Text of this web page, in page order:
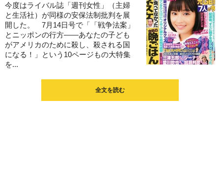
今度はライバル誌「週刊女性」（主婦
と生活社）が同様の安保法制批判を展
開した。 7月14日号で「「戦争法案」
とニッポンの行方――あなたの子ども
がアメリカのために殺し、殺される国
になる！」という10ページもの大特集
を...
全文を読む